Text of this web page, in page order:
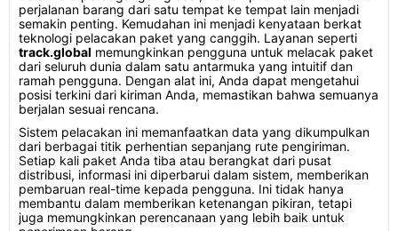
perjalanan barang dari satu tempat ke tempat lain menjadi
semakin penting. Kemudahan ini menjadi kenyataan berkat
teknologi pelacakan paket yang canggih. Layanan seperti
track.global memungkinkan pengguna untuk melacak paket
dari seluruh dunia dalam satu antarmuka yang intuitif dan
ramah pengguna. Dengan alat ini, Anda dapat mengetahui
posisi terkini dari kiriman Anda, memastikan bahwa semuanya
berjalan sesuai rencana.
Sistem pelacakan ini memanfaatkan data yang dikumpulkan
dari berbagai titik perhentian sepanjang rute pengiriman.
Setiap kali paket Anda tiba atau berangkat dari pusat
distribusi, informasi ini diperbarui dalam sistem, memberikan
pembaruan real-time kepada pengguna. Ini tidak hanya
membantu dalam memberikan ketenangan pikiran, tetapi
juga memungkinkan perencanaan yang lebih baik untuk